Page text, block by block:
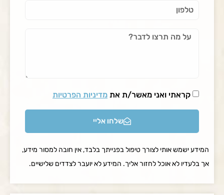
קראתי ואני מאשר/ת את מדיניות הפרטיות
שלחו אליי
המידע ישמש אותי לצורך טיפול בפנייתך בלבד, אין חובה למסור מידע,
אך בלעדיו לא אוכל לחזור אליך. המידע לא יועבר לצדדים שלישיים.